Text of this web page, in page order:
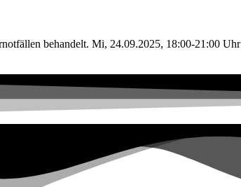
behandelt. Mi, 24.09.2025, 18:00-21:00 Uhr